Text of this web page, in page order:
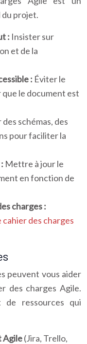
du projet.
: Insister sur
et de la
: Éviter le
le document est
schémas, des
pour faciliter la
Mettre à jour le
en fonction de
charges :
des charges
peuvent vous aider
des charges Agile.
de ressources qui
Agile(Jira, Trello,